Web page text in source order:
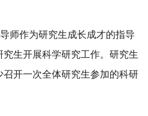
师作为研究生成长成才的指导
生开展科学研究工作。研究生
开一次全体研究生参加的科研